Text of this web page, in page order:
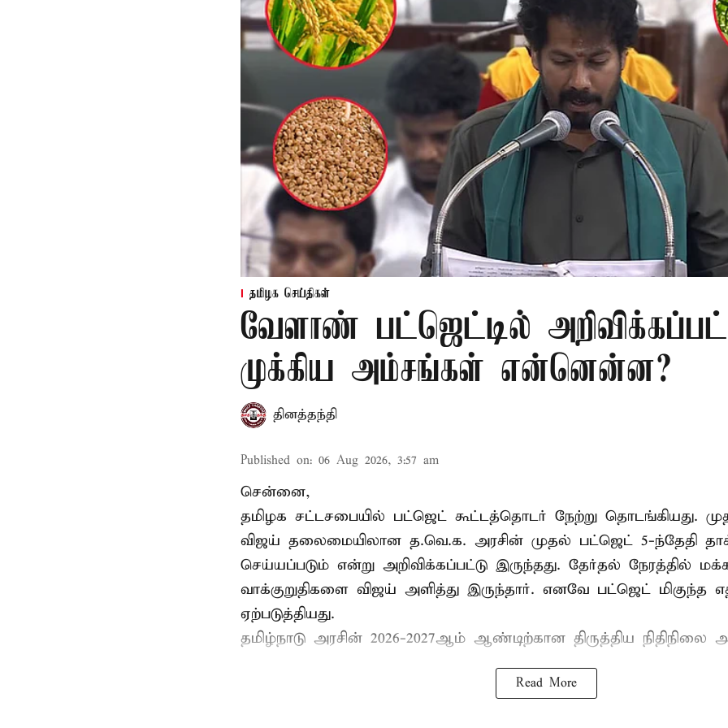
தமிழக செய்திகள்
வேளாண் பட்ஜெட்டில்
முக்கிய அம்சங்கள் என்னென்ன?
தினத்தந்தி
Published on: 06 Aug 2026, 3:57 am
சென்னை,
தமிழக சட்டசபையில் பட்ஜெட் கூட்டத்தொடர் நேற்று தொடங்கியது.
விஜய் தலைமையிலான த.வெ.க. அரசின் முதல் பட்ஜெட் 5-ந்தேதி
செய்யப்படும் என்று அறிவிக்கப்பட்டு இருந்தது. தேர்தல் நேரத்தில்
வாக்குறுதிகளை விஜய் அளித்து இருந்தார். எனவே பட்ஜெட் மிகுந்த
ஏற்படுத்தியது.
தமிழ்நாடு அரசின் 2026-2027ஆம் ஆண்டிற்கான திருத்திய நிதிநிலை
Read More